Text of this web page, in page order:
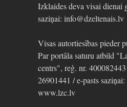
Izklaides deva visai dienai
saziņai: info@dzeltenais.lv
Visas autortiesības pieder
Par portāla saturu atbild
centrs", reģ. nr.
26901441 / e-pasts
www.lzc.lv